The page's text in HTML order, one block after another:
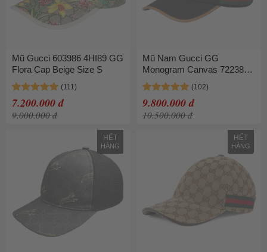
Mũ Gucci 603986 4HI89 GG
Flora Cap Beige Size S
7.200.000 đ
9.000.000 đ
Mũ Nam Gucci GG
Monogram Canvas 722381
4HAT7 1065 Black Màu Đen
Size S
9.800.000 đ
10.500.000 đ
HẾT
HÀNG
HẾT
HÀNG